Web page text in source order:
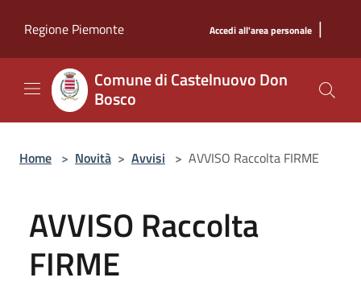
Regione Piemonte
Accedi all'area personale |
Comune di Castelnuovo Don
Bosco
Home > Novità > Avvisi > AVVISO Raccolta FIRME
AVVISO Raccolta
FIRME